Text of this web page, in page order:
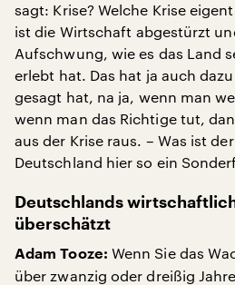
sagt: Krise? Welche Krise
ist die Wirtschaft abgestürzt
Aufschwung, wie es das Land
erlebt hat. Das hat ja auch
gesagt hat, na ja, wenn man
wenn man das Richtige tut,
aus der Krise raus. – Was ist
Deutschland hier so ein
Deutschlands
überschätzt
Adam Tooze: Wenn Sie das
über zwanzig oder dreißig